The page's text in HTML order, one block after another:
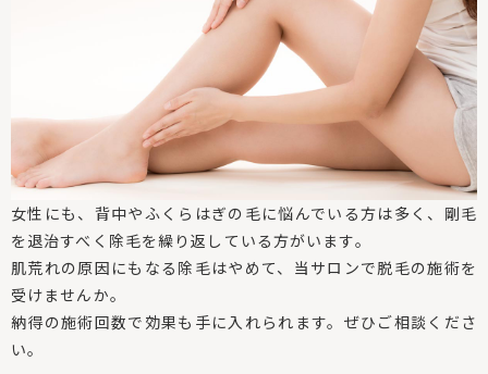
女性にも、背中やふくらはぎの毛に悩んでいる方は多く、剛毛
を退治すべく除毛を繰り返している方がいます。
肌荒れの原因にもなる除毛はやめて、当サロンで脱毛の施術を
受けませんか。
納得の施術回数で効果も手に入れられます。ぜひご相談くださ
い。